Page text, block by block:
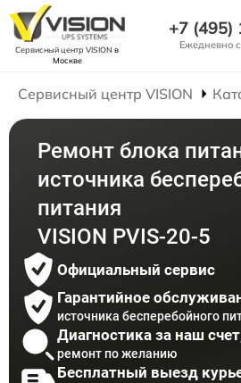
Сервисный центр VISION в
Москве
+7 (495)
Ежедневно
Сервисный центр VISION
Ремонт блока
источника
питания
VISION PVIS-20-5
Официальный сервис
Гарантийное
источника бесперебойного
Диагностика за наш
ремонт по желанию
Бесплатный выезд